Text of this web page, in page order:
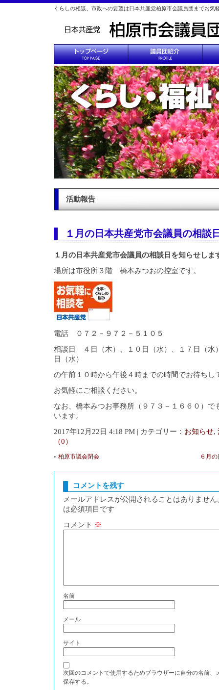
くらしの相談、市政への要望は日本共産党柏原市会議員団までお気
活動報告
１月の日本共産党市会議員の相談
１月の日本共産党市会議員の相談日を知らせしま
場所は市役所３階 橋本みつおの控室です。
電話 ０７２－９７２－５１０５
相談日 ４日（木）、１０日（水）、１７日（水
日（水）
の午前１０時から午後４時までの時間でお待ちし
お気軽にご相談ください。
なお、橋本みつお事務所（９７３－１６６０）で
います。
2017年12月22日 4:18 PM | カテゴリー： お知らせ,
（0）
« 柏原市議会閉会 ６月
コメントを残す
メールアドレスが公開されることはありません
は必須項目です
コメント ※
名前
メール
サイト
次回のコメントで使用するためブラウザーに自分の名前、
保存する。